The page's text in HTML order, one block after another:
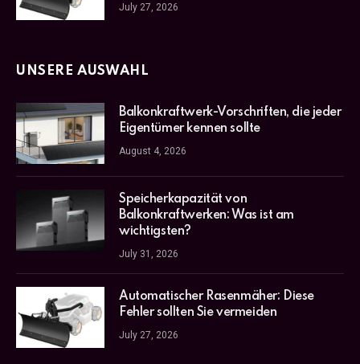
July 27, 2026
UNSERE AUSWAHL
Balkonkraftwerk-Vorschriften, die jeder
Eigentümer kennen sollte
August 4, 2026
Speicherkapazität von
Balkonkraftwerken: Was ist am
wichtigsten?
July 31, 2026
Automatischer Rasenmäher: Diese
Fehler sollten Sie vermeiden
July 27, 2026